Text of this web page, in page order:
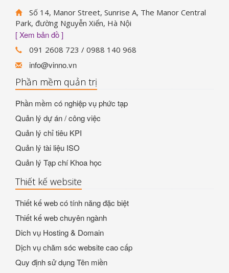
Số 14, Manor Street, Sunrise A, The Manor Central
Park, đường Nguyễn Xiển, Hà Nội
[ Xem bản đồ ]
091 2608 723 / 0988 140 968
info@vinno.vn
Phần mềm quản trị
Phần mềm có nghiệp vụ phức tạp
Quản lý dự án / công việc
Quản lý chỉ tiêu KPI
Quản lý tài liệu ISO
Quản lý Tạp chí Khoa học
Thiết kế website
Thiết kế web có tính năng đặc biệt
Thiết kế web chuyên ngành
Dich vụ Hosting & Domain
Dịch vụ chăm sóc website cao cấp
Quy định sử dụng Tên miền